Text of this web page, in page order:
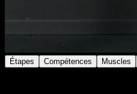
Étapes Compétences Muscles